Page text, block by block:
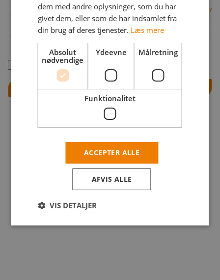
Adgangskode
Glemt adgangskode?
Husk mig
Log ind
dem med andre oplysninger, som du har
givet dem, eller som de har indsamlet fra
din brug af deres tjenester. Læs mere
Absolut
nødvendige
Ydeevne Målretning
Funktionalitet
ACCEPTER ALLE
AFVIS ALLE
VIS DETALJER